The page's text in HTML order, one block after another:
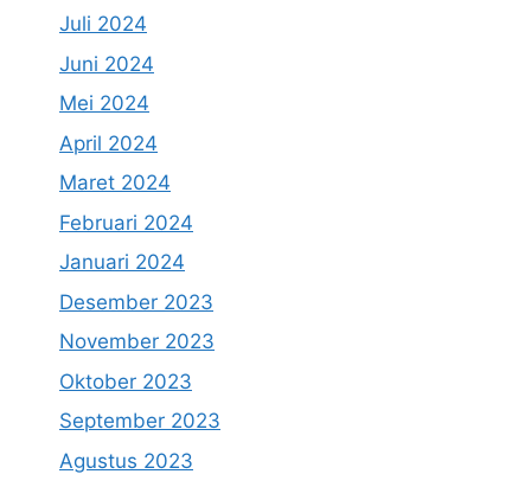
Juli 2024
Juni 2024
Mei 2024
April 2024
Maret 2024
Februari 2024
Januari 2024
Desember 2023
November 2023
Oktober 2023
September 2023
Agustus 2023